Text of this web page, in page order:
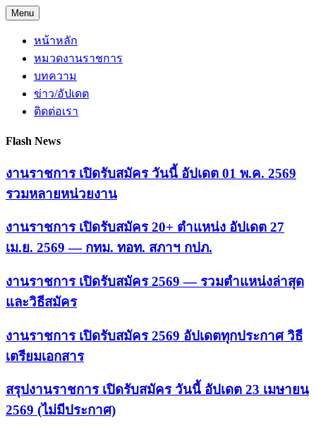
Skip
to
content
Menu
หน้าหลัก
หมวดงานราชการ
บทความ
ข่าว/อัปเดต
ติดต่อเรา
Flash News
งานราชการ เปิดรับสมัคร วันนี้ อัปเดต 01 พ.ค. 2569
รวมหลายหน่วยงาน
งานราชการ เปิดรับสมัคร 20+ ตำแหน่ง อัปเดต 27
เม.ย. 2569 — กทม. ทอท. สภาฯ กปภ.
งานราชการ เปิดรับสมัคร 2569 — รวมตำแหน่งล่าสุด
และวิธีสมัคร
งานราชการ เปิดรับสมัคร 2569 อัปเดตทุกประกาศ วิธี
เตรียมเอกสาร
สรุปงานราชการ เปิดรับสมัคร วันนี้ อัปเดต 23 เมษายน
2569 (ไม่มีประกาศ)